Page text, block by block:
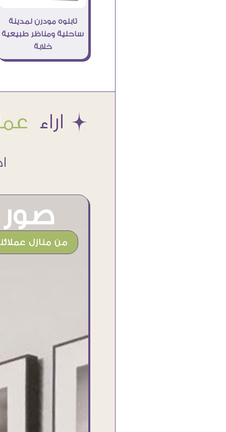
تابلوه مودرن لمدينة
ساحلية ومناظر طبيعية
خلابة
Æ اراء
صور
من منازل
وإرضاء العميل والخامات والتقفيل وسرعة
التوصيل. بصراحه وبمنتهي الأمانه مكسب